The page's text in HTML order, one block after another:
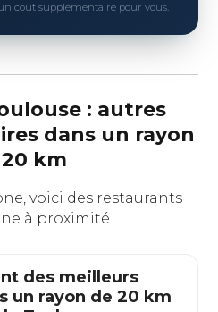
coût supplémentaire pour vous.
: autres
dans un rayon
km
voici des restaurants
à proximité.
des meilleurs
un rayon de 20 km